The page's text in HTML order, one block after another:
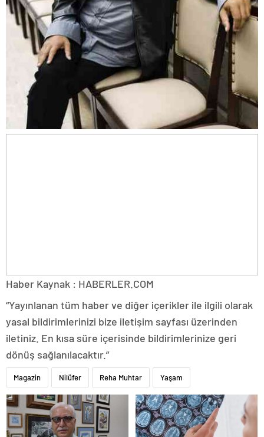
Haber Kaynak : HABERLER.COM
“Yayınlanan tüm haber ve diğer içerikler ile ilgili olarak
yasal bildirimlerinizi bize iletişim sayfası üzerinden
iletiniz. En kısa süre içerisinde bildirimlerinize geri
dönüş sağlanılacaktır.”
Magazin Nilüfer Reha Muhtar Yaşam